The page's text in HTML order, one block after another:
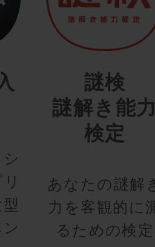
謎検
謎解き能
検定
あなたの謎解
力を客観的に
るための検定